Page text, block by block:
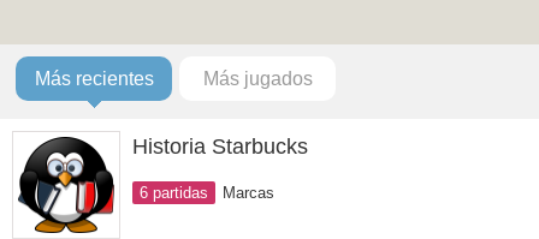
Más recientes Más jugados
Historia Starbucks
6 partidas Marcas